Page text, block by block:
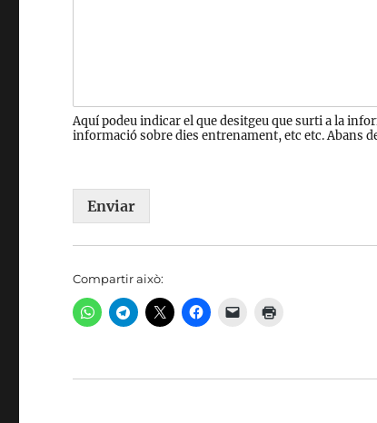
Aquí podeu indicar el que desitgeu que surti a la
informació sobre dies entrenament, etc etc. Abans
Enviar
Compartir això: